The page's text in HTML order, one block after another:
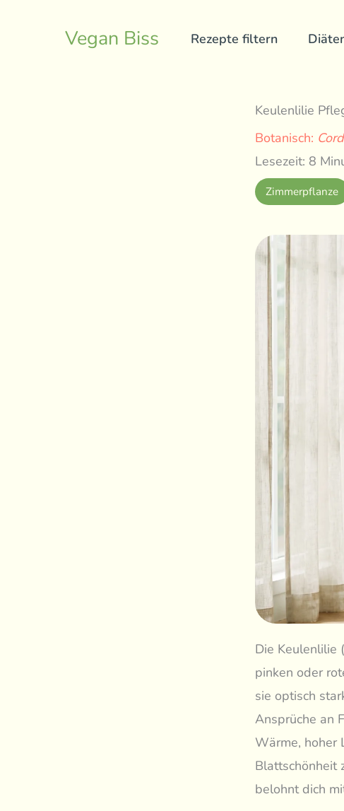
Vegan Biss Rezepte filtern
Keulenlilie
Botanisch:
Lesezeit: 8
Zimmerpflanze
Die Keulenlilie
pinken oder
sie optisch
Ansprüche an
Wärme, hoher
Blattschönheit
belohnt dich